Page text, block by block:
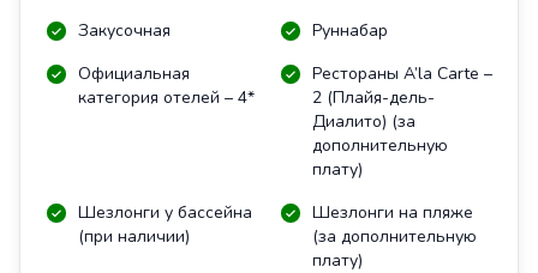
Закусочная
Руннабар
Официальная
категория отелей – 4*
Рестораны A’la Carte –
2 (Плайя-дель-
Диалито) (за
дополнительную
плату)
Шезлонги у бассейна
(при наличии)
Шезлонги на пляже
(за дополнительную
плату)